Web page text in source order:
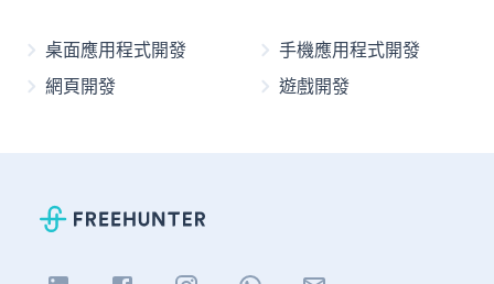
桌面應用程式開發
手機應用程式開發
網頁開發
遊戲開發